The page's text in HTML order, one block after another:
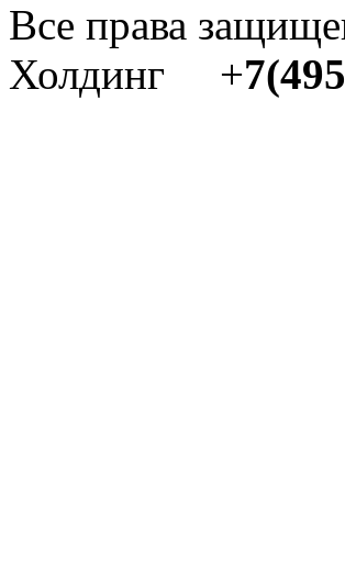
Все права
Холдинг +